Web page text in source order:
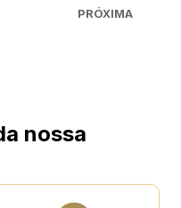
PRÓXIMA
nossa